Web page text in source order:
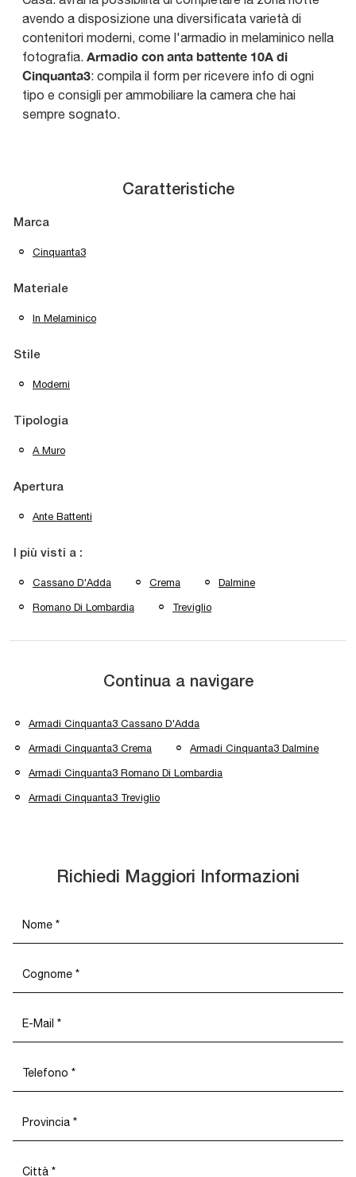
avendo a disposizione una diversificata varietà di
contenitori moderni, come l'armadio in melaminico nella
fotografia. Armadio con anta battente 10A di
Cinquanta3: compila il form per ricevere info di ogni
tipo e consigli per ammobiliare la camera che hai
sempre sognato.
Caratteristiche
Marca
Cinquanta3
Materiale
In Melaminico
Stile
Moderni
Tipologia
A Muro
Apertura
Ante Battenti
I più visti a :
Cassano D'Adda Crema Dalmine
Romano Di Lombardia Treviglio
Continua a navigare
Armadi Cinquanta3 Cassano D'Adda
Armadi Cinquanta3 Crema Armadi Cinquanta3 Dalmine
Armadi Cinquanta3 Romano Di Lombardia
Armadi Cinquanta3 Treviglio
Richiedi Maggiori Informazioni